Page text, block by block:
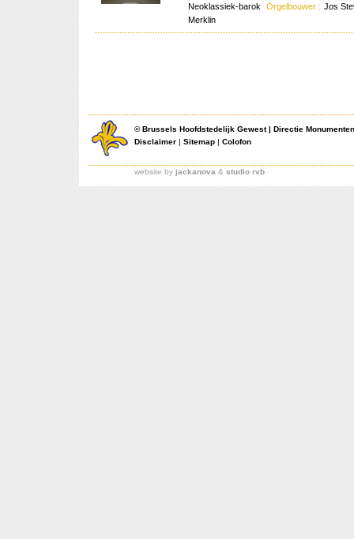
Neoklassiek-barok
Orgelbouwer : Jos
Merklin
©Brussels Hoofdstedelijk Gewest| Directie
Disclaimer | Sitemap | Colofon
website by jackanova & studio rvb